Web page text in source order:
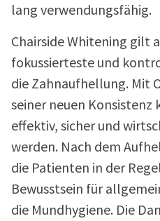
lang verwendungsfähig.
Chairside Whitening gilt
fokussierteste und
die Zahnaufhellung. Mit
seiner neuen Konsistenz
effektiv, sicher und
werden. Nach dem
die Patienten in der
Bewusstsein für
die Mundhygiene. Die